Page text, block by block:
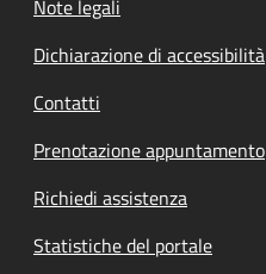
Note legali
Dichiarazione di accessibilità
Contatti
Prenotazione appuntamento
Richiedi assistenza
Statistiche del portale